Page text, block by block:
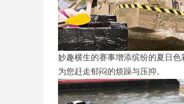
妙趣横生的赛事增添缤纷的夏日
为您赶走郁闷的烦躁与压抑。